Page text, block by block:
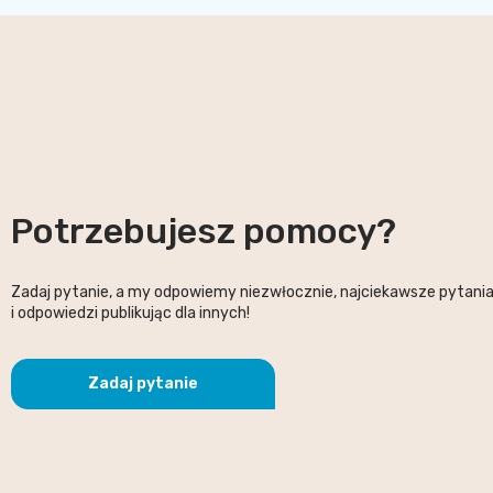
Potrzebujesz pomocy?
Zadaj pytanie, a my odpowiemy niezwłocznie, najciekawsze pytania
i odpowiedzi publikując dla innych!
Zadaj pytanie